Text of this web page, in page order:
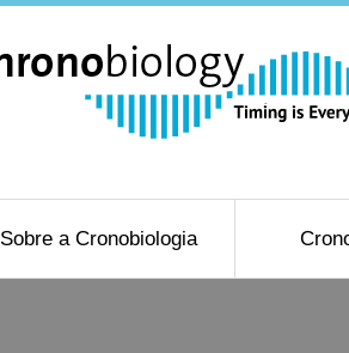
Sobre a Cronobiologia